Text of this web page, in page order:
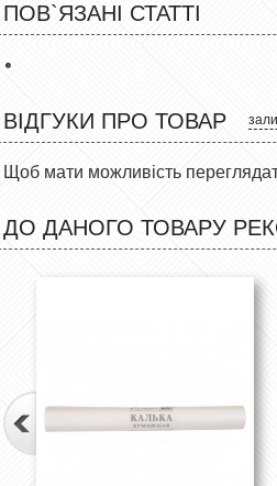
ПОВ`ЯЗАНІ СТАТТІ
ВІДГУКИ ПРО ТОВАР
Щоб мати можливість
ДО ДАНОГО ТОВАРУ